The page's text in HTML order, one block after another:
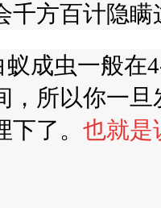
千方百计隐
蚁成虫一般在
，所以你一
了。 也就是